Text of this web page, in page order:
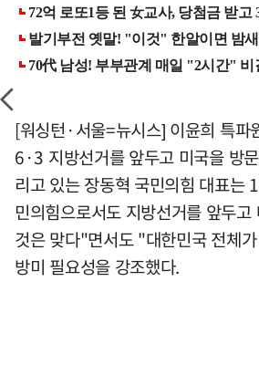
[워싱턴·서울=뉴시스] 이윤희 특
6·3 지방선거를 앞두고 미국을 방
리고 있는 장동혁 국민의힘 대표는
민의힘으로서도 지방선거를 앞두고
것은 맞다"면서도 "대한민국 전체
방미 필요성을 강조했다.